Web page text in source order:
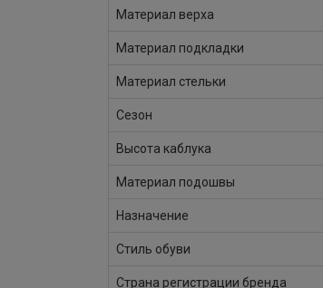
Материал верха
Материал подкладки
Материал стельки
Сезон
Высота каблука
Материал подошвы
Назначение
Стиль обуви
Страна регистрации бренда